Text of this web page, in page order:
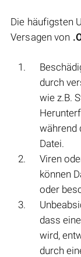
Die häufigsten
Versagen von
durch
wie z.B.
während
Datei.
Viren
können
oder
dass eine
wird,
durch